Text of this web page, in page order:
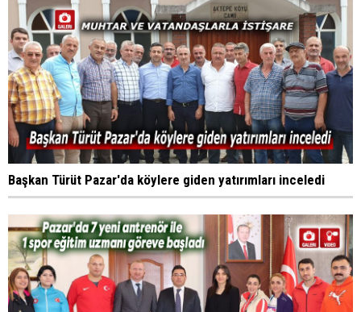
Başkan Türüt Pazar'da köylere giden yatırımları inceledi